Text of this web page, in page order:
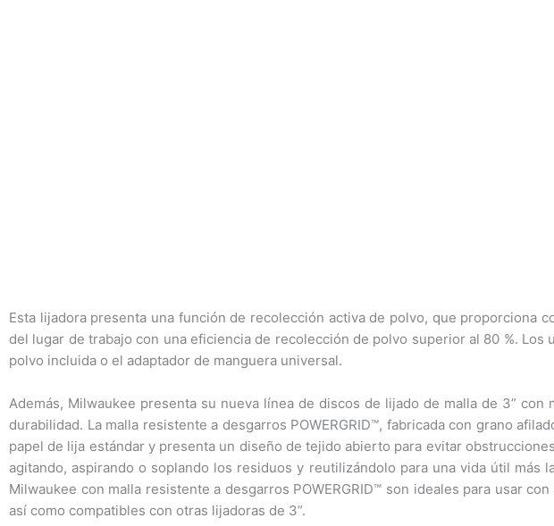
Esta lijadora presenta una función de recolección activa de polvo, que proporciona
del lugar de trabajo con una eficiencia de recolección de polvo superior al 80 %.
polvo incluida o el adaptador de manguera universal.
Además, Milwaukee presenta su nueva línea de discos de lijado de malla de 3” con
durabilidad. La malla resistente a desgarros POWERGRID™, fabricada con grano
papel de lija estándar y presenta un diseño de tejido abierto para evitar
agitando, aspirando o soplando los residuos y reutilizándolo para una vida útil
Milwaukee con malla resistente a desgarros POWERGRID™ son ideales para usar
así como compatibles con otras lijadoras de 3”.